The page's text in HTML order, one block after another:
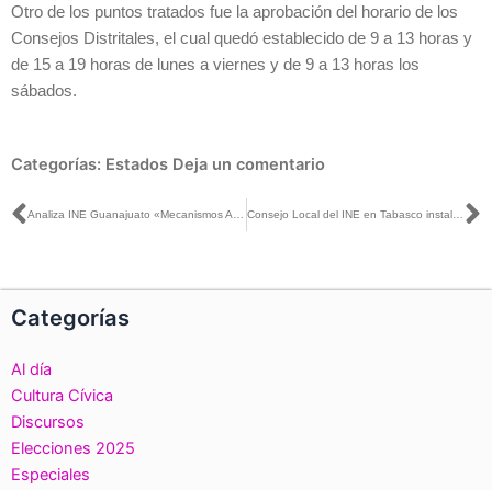
Otro de los puntos tratados fue la aprobación del horario de los
Consejos Distritales, el cual quedó establecido de 9 a 13 horas y
de 15 a 19 horas de lunes a viernes y de 9 a 13 horas los
sábados.
Categorías: Estados Deja un comentario
Ant Consejo Local del INE en Tabasco instala seis Consejos Distritales para Proceso Electoral 2017-2018
Categorías
Al día
Cultura Cívica
Discursos
Elecciones 2025
Especiales